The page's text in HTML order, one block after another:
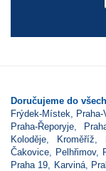
Doručujeme do
Frýdek-Místek
Praha-Řeporyje
Koloděje
Kroměříž
Čakovice
Pelhřimov,
Praha 19
Karviná,